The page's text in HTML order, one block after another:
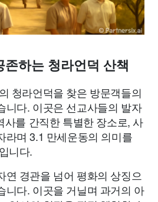
존하는 청라언덕 산책
청라언덕을 찾은 방문객들의
니다. 이곳은 선교사들의 발자
사를 간직한 특별한 장소로, 사
라며 3.1 만세운동의 의미를
니다.
연 경관을 넘어 평화의 상징으
니다. 이곳을 거닐며 과거의 아